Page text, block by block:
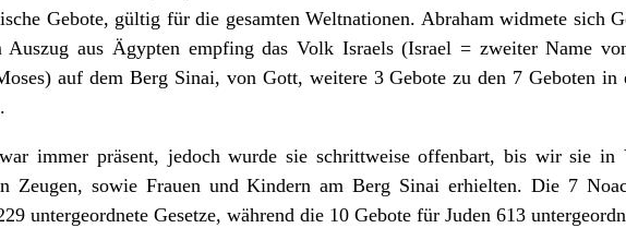
Gebote, gültig für die gesamten Weltnationen. Abraham widmete sich
Auszug aus Ägypten empfing das Volk Israels (Israel = zweiter Name
auf dem Berg Sinai, von Gott, weitere 3 Gebote zu den 7 Geboten in
.
immer präsent, jedoch wurde sie schrittweise offenbart, bis wir sie in
Zeugen, sowie Frauen und Kindern am Berg Sinai erhielten. Die 7
untergeordnete Gesetze, während die 10 Gebote für Juden 613